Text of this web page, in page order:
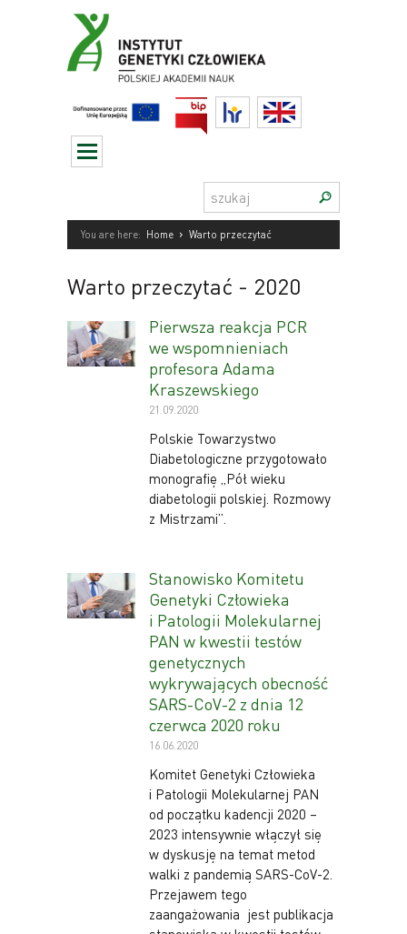
BIP HR
Szukaj:
You are here: Home › Warto przeczytać
Warto przeczytać - 2020
Pierwsza reakcja PCR
we wspomnieniach
profesora Adama
Kraszewskiego
21.09.2020
Polskie Towarzystwo
Diabetologiczne przygotowało
monografię „Pół wieku
diabetologii polskiej. Rozmowy
z Mistrzami”.
Stanowisko Komitetu
Genetyki Człowieka
i Patologii Molekularnej
PAN w kwestii testów
genetycznych
wykrywających obecność
SARS-CoV-2 z dnia 12
czerwca 2020 roku
16.06.2020
Komitet Genetyki Człowieka
i Patologii Molekularnej PAN
od początku kadencji 2020 –
2023 intensywnie włączył się
w dyskusję na temat metod
walki z pandemią SARS-CoV-2.
Przejawem tego
zaangażowania jest publikacja